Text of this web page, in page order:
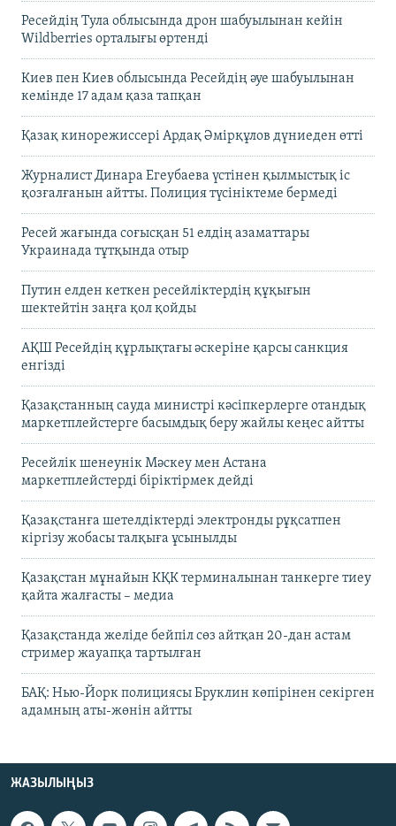
Ресейдің Тула облысында дрон шабуылынан кейін
Wildberries орталығы өртенді
Киев пен Киев облысында Ресейдің әуе шабуылынан
кемінде 17 адам қаза тапқан
Қазақ кинорежиссері Ардақ Әмірқұлов дүниеден өтті
Журналист Динара Егеубаева үстінен қылмыстық іс
қозғалғанын айтты. Полиция түсініктеме бермеді
Ресей жағында соғысқан 51 елдің азаматтары
Украинада тұтқында отыр
Путин елден кеткен ресейліктердің құқығын
шектейтін заңға қол қойды
АҚШ Ресейдің құрлықтағы әскеріне қарсы санкция
енгізді
Қазақстанның сауда министрі кәсіпкерлерге отандық
маркетплейстерге басымдық беру жайлы кеңес айтты
Ресейлік шенеунік Мәскеу мен Астана
маркетплейстерді біріктірмек дейді
Қазақстанға шетелдіктерді электронды рұқсатпен
кіргізу жобасы талқыға ұсынылды
Қазақстан мұнайын КҚК терминалынан танкерге тиеу
қайта жалғасты – медиа
Қазақстанда желіде бейпіл сөз айтқан 20-дан астам
стример жауапқа тартылған
БАҚ: Нью-Йорк полициясы Бруклин көпірінен секірген
адамның аты-жөнін айтты
ЖАЗЫЛЫҢЫЗ